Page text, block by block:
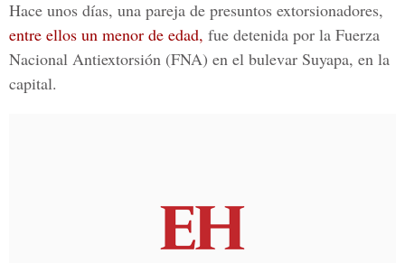
Hace unos días, una pareja de presuntos extorsionadores,
entre ellos un menor de edad, fue detenida por la Fuerza
Nacional Antiextorsión (FNA) en el bulevar Suyapa, en la
capital.